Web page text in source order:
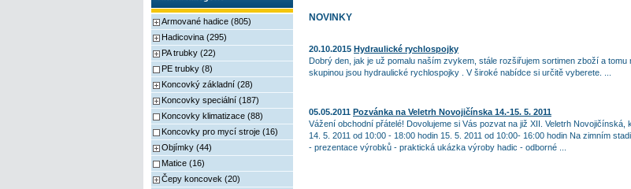
Armované hadice (805)
Hadicovina (295)
PA trubky (22)
PE trubky (8)
Koncovký základní (28)
Koncovky speciální (187)
Koncovky klimatizace (88)
Koncovky pro mycí stroje (16)
Objímky (44)
Matice (16)
Čepy koncovek (20)
NOVINKY
20.10.2015 Hydraulické rychlospojky
Dobrý den, jak je už pomalu naším zvykem, stále rozšiřujem sortimen zboží a
skupinou jsou hydraulické rychlospojky . V široké nabídce si určitě vyberete. ...
05.05.2011 Pozvánka na Veletrh Novojičínska 14.-15. 5. 2011
Vážení obchodní přátelé! Dovolujeme si Vás pozvat na již XII. Veletrh
14. 5. 2011 od 10:00 - 18:00 hodin 15. 5. 2011 od 10:00- 16:00 hodin Na zimním
- prezentace výrobků - praktická ukázka výroby hadic - odborné ...